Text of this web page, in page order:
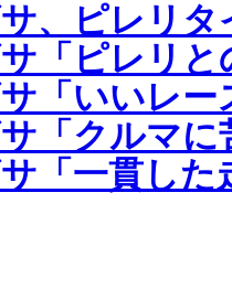
、ピレリタ
「ピレリと
「いいレ
「クルマ
「一貫し